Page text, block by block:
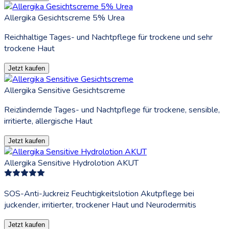
Allergika Gesichtscreme 5% Urea
Reichhaltige Tages- und Nachtpflege für trockene und sehr
trockene Haut
Jetzt kaufen
Allergika Sensitive Gesichtscreme
Reizlindernde Tages- und Nachtpflege für trockene, sensible,
irritierte, allergische Haut
Jetzt kaufen
Allergika Sensitive Hydrolotion AKUT
SOS-Anti-Juckreiz Feuchtigkeitslotion Akutpflege bei
juckender, irritierter, trockener Haut und Neurodermitis
Jetzt kaufen